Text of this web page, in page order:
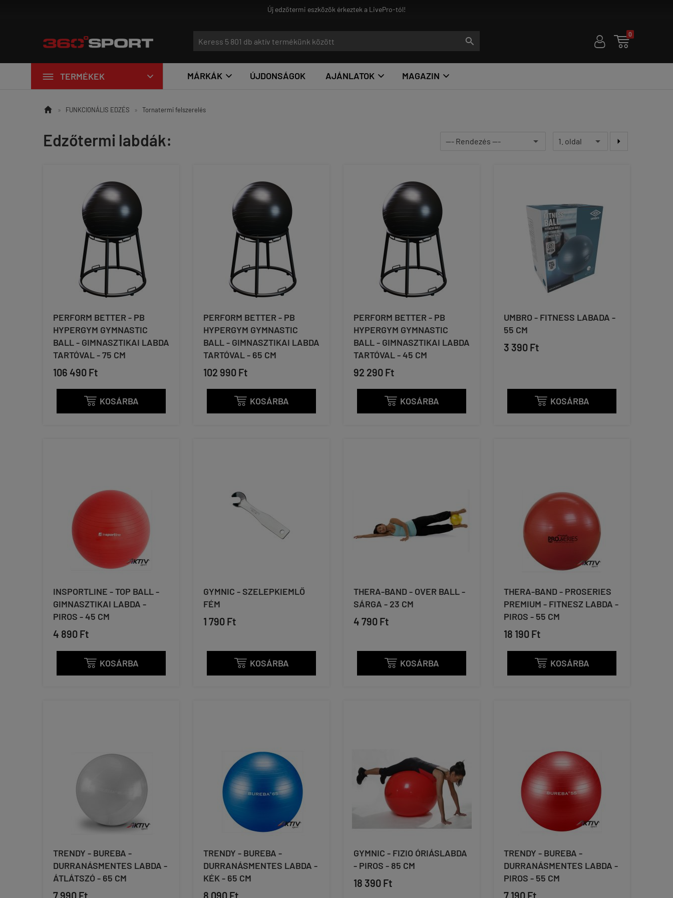
Ground Game - az igazi harcosoknak!
S U 
0
 TERMÉKEK  MÁRKÁK  ÚJDONSÁGOK AJÁNLATOK  MAGAZIN 
 » FUNKCIONÁLIS EDZÉS » Tornatermi felszerelés
Edzőtermi labdák: 
PERFORM BETTER - PB
HYPERGYM GYMNASTIC
BALL - GIMNASZTIKAI LABDA
TARTÓVAL - 75 CM
106 490 Ft
 KOSÁRBA
PERFORM BETTER - PB
HYPERGYM GYMNASTIC
BALL - GIMNASZTIKAI LABDA
TARTÓVAL - 65 CM
102 990 Ft
 KOSÁRBA
PERFORM BETTER - PB
HYPERGYM GYMNASTIC
BALL - GIMNASZTIKAI LABDA
TARTÓVAL - 45 CM
92 290 Ft
 KOSÁRBA
UMBRO - FITNESS LABADA -
55 CM
3 390 Ft
 KOSÁRBA
INSPORTLINE - TOP BALL -
GIMNASZTIKAI LABDA -
PIROS - 45 CM
4 890 Ft
 KOSÁRBA
GYMNIC - SZELEPKIEMLŐ
FÉM
1 790 Ft
 KOSÁRBA
THERA-BAND - OVER BALL -
SÁRGA - 23 CM
4 790 Ft
 KOSÁRBA
THERA-BAND - PROSERIES
PREMIUM - FITNESZ LABDA -
PIROS - 55 CM
18 190 Ft
 KOSÁRBA
TRENDY - BUREBA -
DURRANÁSMENTES LABDA -
ÁTLÁTSZÓ - 65 CM
7 990 Ft
TRENDY - BUREBA -
DURRANÁSMENTES LABDA -
KÉK - 65 CM
8 090 Ft
GYMNIC - FIZIO ÓRIÁSLABDA
- PIROS - 85 CM
18 390 Ft
TRENDY - BUREBA -
DURRANÁSMENTES LABDA -
PIROS - 55 CM
7 190 Ft